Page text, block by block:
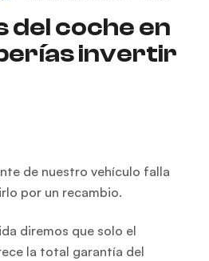
del coche en
invertir
de nuestro vehículo falla
por un recambio.
diremos que solo el
la total garantía del